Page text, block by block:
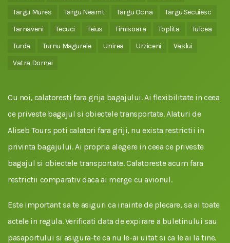
Targu Mures
Targu Neamt Targu Ocna
Targu Secuiesc
Tarnaveni
Tecuci Teius Timisoara Toplita
Tulcea
Turda
Turnu Magurele Unirea Urziceni
Vaslui
Vatra Dornei
Cu noi, calatoresti fara grija bagajului. Ai flexibilitate in ceea
ce priveste bagajul si obiectele transportate. Alaturi de
Aliseb Tours poti calatori fara griji, nu exista restrictii in
privinta bagajului. Ai propria alegere in ceea ce priveste
bagajul si obiectele transportate. Calatoreste acum fara
restrictii comparativ daca ai merge cu avionul.
Este important sa te asiguri ca inainte de plecare, sa ai toate
actele in regula. Verificati data de expirare a buletinului sau
pasaportului si asigura-te ca nu le-ai uitat si ca le ai la tine.